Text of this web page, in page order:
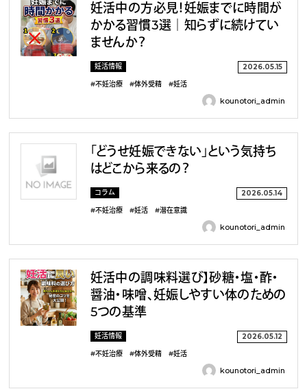
妊活中の方必見！妊娠までに時間が
かかる習慣3選｜知らずに続けてい
ませんか？
妊活情報
#不妊治療
#体外受精 #妊活
2026.05.15
kounotori_admin
「どうせ妊娠できない」という気持ち
はどこから来るの？
コラム
#不妊治療
#妊活 #潜在意識
2026.05.14
kounotori_admin
妊活中の調味料選び】砂糖・塩・酢・
醤油・味噌、妊娠しやすい体のための
5つの基準
妊活情報
#不妊治療
#体外受精 #妊活
2026.05.12
kounotori_admin